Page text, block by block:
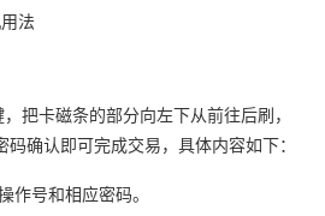
法
把卡磁条的部分向左下从前往后刷，
确认即可完成交易，具体内容如下：
作号和相应密码。